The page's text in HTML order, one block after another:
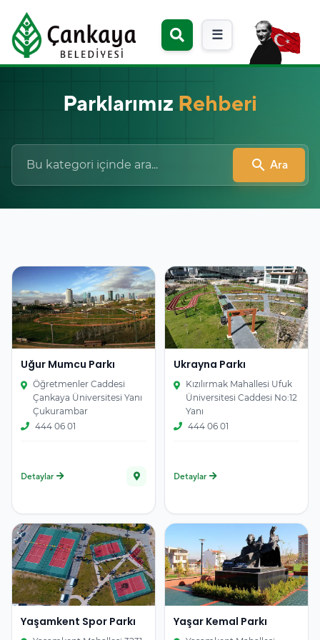
☰
Parklarımız Rehberi
search Ara
Uğur Mumcu Parkı
Öğretmenler Caddesi
Çankaya Üniversitesi Yanı
Çukurambar
444 06 01
Detaylar
Ukrayna Parkı
Kızılırmak Mahallesi Ufuk
Üniversitesi Caddesi No:12
Yanı
444 06 01
Detaylar
Yaşamkent Spor Parkı Yaşar Kemal Parkı